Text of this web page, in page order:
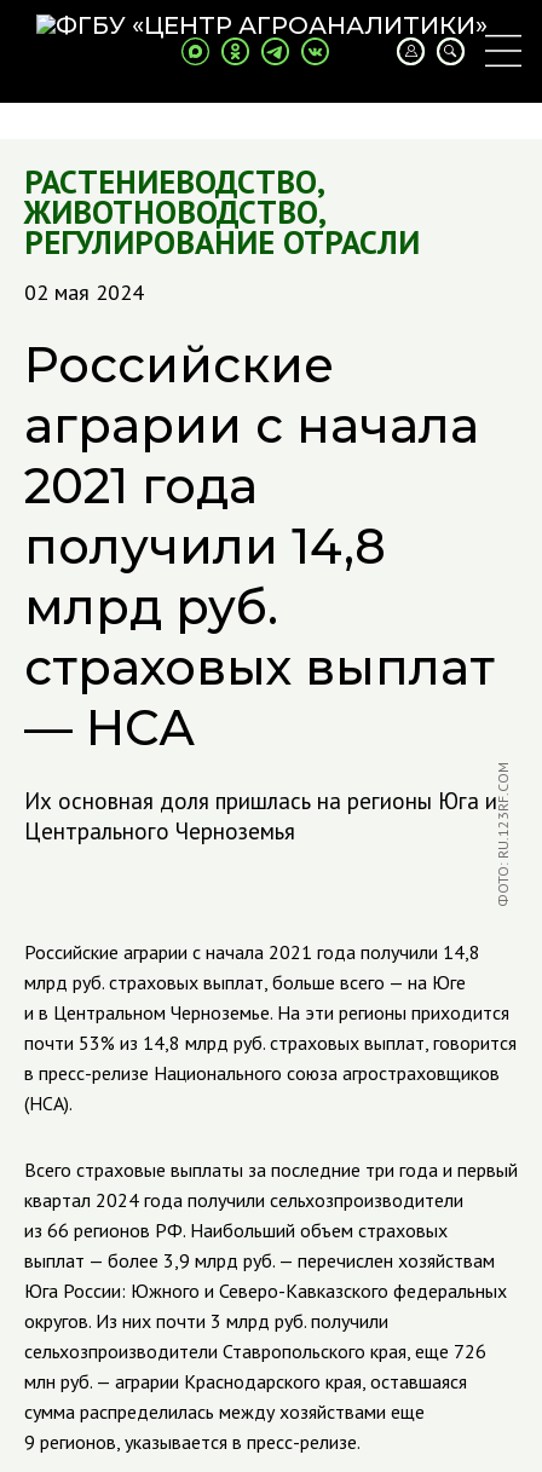
РАСТЕНИЕВОДСТВО,
ЖИВОТНОВОДСТВО,
РЕГУЛИРОВАНИЕ ОТРАСЛИ
02 мая 2024
Российские
аграрии с начала
2021 года
получили 14,8
млрд руб.
страховых выплат
— НСА
Их основная доля пришлась на регионы Юга и
Центрального Черноземья
ФОТО: RU.123RF.COM
Российские аграрии с начала 2021 года получили 14,8
млрд руб. страховых выплат, больше всего — на Юге
и в Центральном Черноземье. На эти регионы приходится
почти 53% из 14,8 млрд руб. страховых выплат, говорится
в пресс-релизе Национального союза агростраховщиков
(НСА).
Всего страховые выплаты за последние три года и первый
квартал 2024 года получили сельхозпроизводители
из 66 регионов РФ. Наибольший объем страховых
выплат — более 3,9 млрд руб. — перечислен хозяйствам
Юга России: Южного и Северо-Кавказского федеральных
округов. Из них почти 3 млрд руб. получили
сельхозпроизводители Ставропольского края, еще 726
млн руб. — аграрии Краснодарского края, оставшаяся
сумма распределилась между хозяйствами еще
9 регионов, указывается в пресс-релизе.